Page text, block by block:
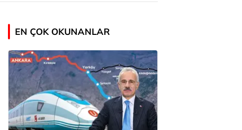
EN ÇOK OKUNANLAR